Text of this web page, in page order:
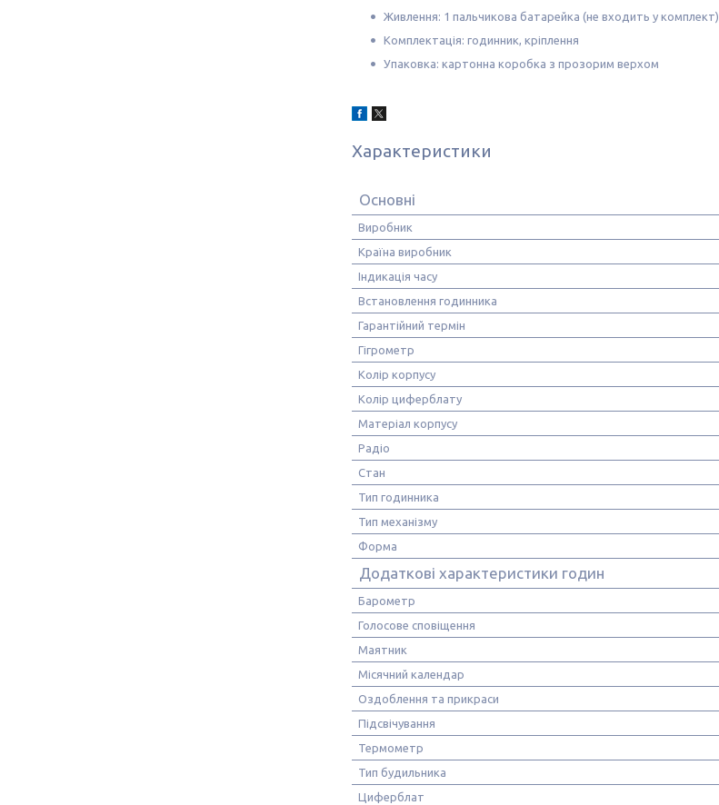
Живлення: 1 пальчикова батарейка (не входить у комплект)
Комплектація: годинник, кріплення
Упаковка: картонна коробка з прозорим верхом
Характеристики
Основні
Виробник
Країна виробник
Індикація часу
Встановлення годинника
Гарантійний термін
Гігрометр
Колір корпусу
Колір циферблату
Матеріал корпусу
Радіо
Стан
Тип годинника
Тип механізму
Форма
Додаткові характеристики годин
Барометр
Голосове сповіщення
Маятник
Місячний календар
Оздоблення та прикраси
Підсвічування
Термометр
Тип будильника
Циферблат